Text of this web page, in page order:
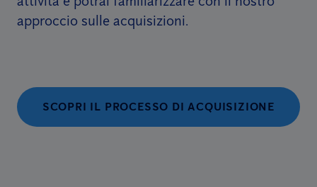
approccio sulle acquisizioni.
SCOPRI IL PROCESSO DI ACQUISIZIONE